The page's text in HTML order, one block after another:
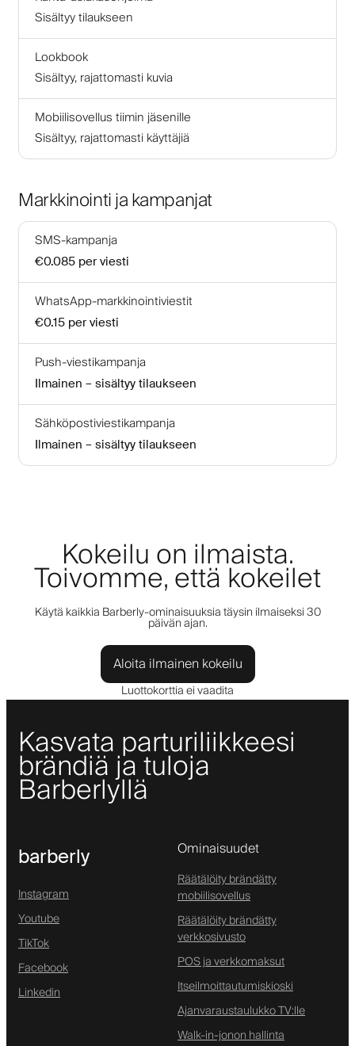
Sisältyy tilaukseen
Lookbook
Sisältyy, rajattomasti kuvia
Mobiilisovellus tiimin jäsenille
Sisältyy, rajattomasti käyttäjiä
Markkinointi ja kampanjat
SMS-kampanja
€0.085 per viesti
WhatsApp-markkinointiviestit
€0.15 per viesti
Push-viestikampanja
Ilmainen – sisältyy tilaukseen
Sähköpostiviestikampanja
Ilmainen – sisältyy tilaukseen
Kokeilu on ilmaista.
Toivomme, että kokeilet
Käytä kaikkia Barberly-ominaisuuksia täysin ilmaiseksi 30
päivän ajan.
Aloita ilmainen kokeilu
Luottokorttia ei vaadita
Kasvata parturiliikkeesi
brändiä ja tuloja
Barberlyllä
barberly
Instagram
Youtube
TikTok
Facebook
Linkedin
Ominaisuudet
Räätälöity brändätty
mobiilisovellus
Räätälöity brändätty
verkkosivusto
POS ja verkkomaksut
Itseilmoittautumiskioski
Ajanvaraustaulukko TV:lle
Walk-in-jonon hallinta